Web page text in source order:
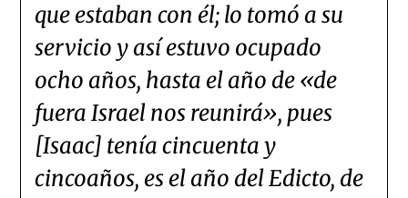
que estaban con él; lo tomó a su
servicio y así estuvo ocupado
ocho años, hasta el año de «de
fuera Israel nos reunirá», pues
[Isaac] tenía cincuenta y
cincoaños, es el año del Edicto, de